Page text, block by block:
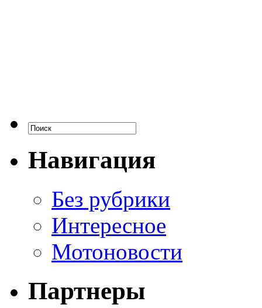
Навигация
Без рубрики
Интересное
Мотоновости
Партнеры